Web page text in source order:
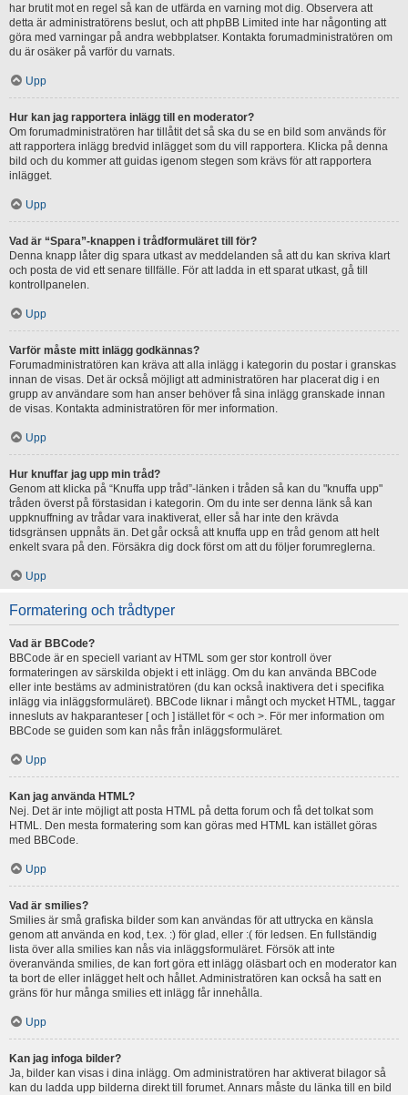
har brutit mot en regel så kan de utfärda en varning mot dig. Observera att
detta är administratörens beslut, och att phpBB Limited inte har någonting att
göra med varningar på andra webbplatser. Kontakta forumadministratören om
du är osäker på varför du varnats.
Upp
Hur kan jag rapportera inlägg till en moderator?
Om forumadministratören har tillåtit det så ska du se en bild som används för
att rapportera inlägg bredvid inlägget som du vill rapportera. Klicka på denna
bild och du kommer att guidas igenom stegen som krävs för att rapportera
inlägget.
Upp
Vad är “Spara”-knappen i trådformuläret till för?
Denna knapp låter dig spara utkast av meddelanden så att du kan skriva klart
och posta de vid ett senare tillfälle. För att ladda in ett sparat utkast, gå till
kontrollpanelen.
Upp
Varför måste mitt inlägg godkännas?
Forumadministratören kan kräva att alla inlägg i kategorin du postar i granskas
innan de visas. Det är också möjligt att administratören har placerat dig i en
grupp av användare som han anser behöver få sina inlägg granskade innan
de visas. Kontakta administratören för mer information.
Upp
Hur knuffar jag upp min tråd?
Genom att klicka på “Knuffa upp tråd”-länken i tråden så kan du "knuffa upp"
tråden överst på förstasidan i kategorin. Om du inte ser denna länk så kan
uppknuffning av trådar vara inaktiverat, eller så har inte den krävda
tidsgränsen uppnåts än. Det går också att knuffa upp en tråd genom att helt
enkelt svara på den. Försäkra dig dock först om att du följer forumreglerna.
Upp
Formatering och trådtyper
Vad är BBCode?
BBCode är en speciell variant av HTML som ger stor kontroll över
formateringen av särskilda objekt i ett inlägg. Om du kan använda BBCode
eller inte bestäms av administratören (du kan också inaktivera det i specifika
inlägg via inläggsformuläret). BBCode liknar i mångt och mycket HTML, taggar
innesluts av hakparanteser [ och ] istället för < och >. För mer information om
BBCode se guiden som kan nås från inläggsformuläret.
Upp
Kan jag använda HTML?
Nej. Det är inte möjligt att posta HTML på detta forum och få det tolkat som
HTML. Den mesta formatering som kan göras med HTML kan istället göras
med BBCode.
Upp
Vad är smilies?
Smilies är små grafiska bilder som kan användas för att uttrycka en känsla
genom att använda en kod, t.ex. :) för glad, eller :( för ledsen. En fullständig
lista över alla smilies kan nås via inläggsformuläret. Försök att inte
överanvända smilies, de kan fort göra ett inlägg oläsbart och en moderator kan
ta bort de eller inlägget helt och hållet. Administratören kan också ha satt en
gräns för hur många smilies ett inlägg får innehålla.
Upp
Kan jag infoga bilder?
Ja, bilder kan visas i dina inlägg. Om administratören har aktiverat bilagor så
kan du ladda upp bilderna direkt till forumet. Annars måste du länka till en bild